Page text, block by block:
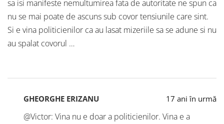
sa isi manifeste nemultumirea fata de autoritate ne spun ca
nu se mai poate de ascuns sub covor tensiunile care sint.
Si e vina politicienilor ca au lasat mizeriile sa se adune si nu
au spalat covorul …
GHEORGHE ERIZANU 17 ani în urmă
@Victor: Vina nu e doar a politicienilor. Vina e a